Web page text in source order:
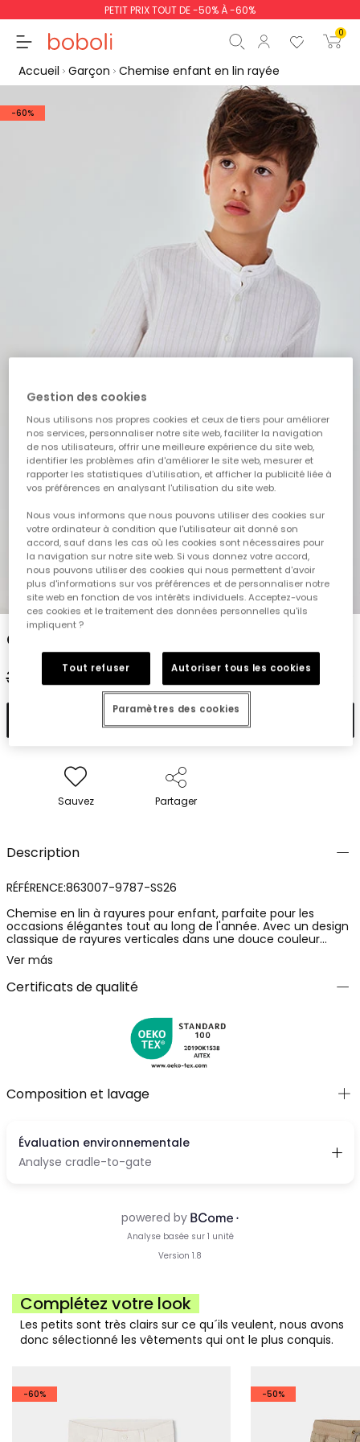
PETIT PRIX TOUT DE -50% À -60%
0
0,00 €
Commencer la
Accueil Garçon Chemise enfant en lin rayée
-60%
1 2 3 4 5 6
Chemise enfant en lin rayée
35,95 € 17,95 € 14,35 €
Sauvez Partager
Description
RÉFÉRENCE:863007-9787-SS26
Chemise en lin à rayures pour enfant, parfaite pour les
occasions élégantes tout au long de l'année. Avec un design
classique de rayures verticales dans une douce couleur
beige, elle offre une apparence fraîche et sophistiquée. Elle
présente un col mao et une fermeture boutonnée à l'avant,
idéale pour être associée à des pantalons décontractés ou
formels. Disponible en tailles de 12 mois à 14 ans, ce
assure respirabilité et confort, en faisant un choix idéal pour
tout événement spécial.
Ver más
Certificats de qualité
Composition et lavage
Complétez votre look
Les petits sont très clairs sur ce qu´ils veulent, nous avons
donc sélectionné les vêtements qui ont le plus conquis.
-60% -50%
Gestion des cookies
Nous utilisons nos propres cookies et ceux de tiers pour améliorer
nos services, personnaliser notre site web, faciliter la navigation
de nos utilisateurs, offrir une meilleure expérience du site web,
identifier les problèmes afin d'améliorer le site web, mesurer et
rapporter les statistiques d'utilisation, et afficher la publicité liée à
vos préférences en analysant l'utilisation du site web.
Nous vous informons que nous pouvons utiliser des cookies sur
votre ordinateur à condition que l'utilisateur ait donné son
accord, sauf dans les cas où les cookies sont nécessaires pour
la navigation sur notre site web. Si vous donnez votre accord,
nous pouvons utiliser des cookies qui nous permettent d'avoir
plus d'informations sur vos préférences et de personnaliser notre
site web en fonction de vos intérêts individuels. Acceptez-vous
ces cookies et le traitement des données personnelles qu'ils
impliquent ?
Tout refuser Autoriser tous les cookies
Paramètres des cookies